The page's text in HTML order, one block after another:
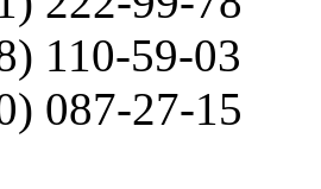
110-59-03
087-27-15